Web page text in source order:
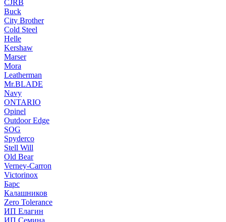
CJRB
Buck
City Brother
Cold Steel
Helle
Kershaw
Marser
Mora
Leatherman
Mr.BLADE
Navy
ONTARIO
Opinel
Outdoor Edge
SOG
Spyderco
Stell Will
Old Bear
Verney-Carron
Victorinox
Барс
Калашников
Zero Tolerance
ИП Елагин
ИП Семина